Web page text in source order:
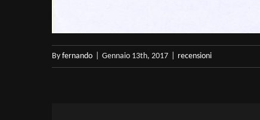
By fernando Gennaio 13th, 2017 recensioni